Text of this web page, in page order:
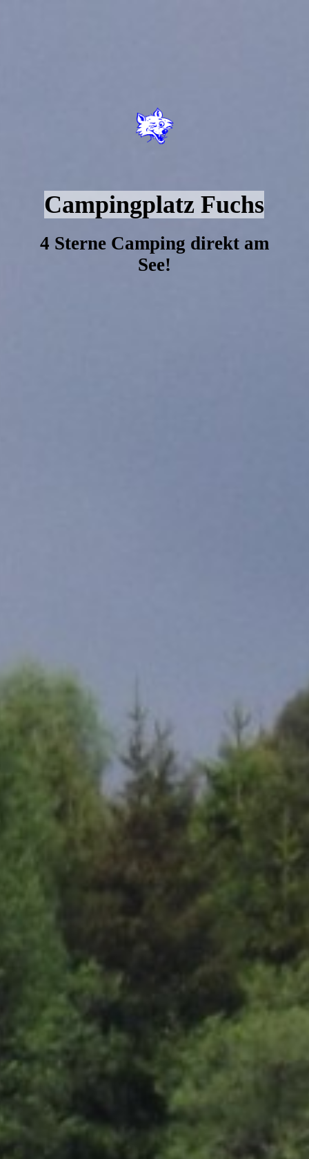
Campingplatz Fuchs
4 Sterne Camping direkt am
See!